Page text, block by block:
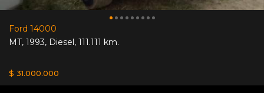
Ford 14000
MT, 1993, Diesel, 111.111 km.
$ 31.000.000